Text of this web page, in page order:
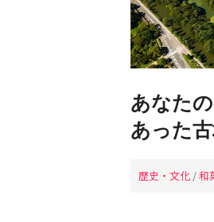
あなた
あった
歴史・文化 /和